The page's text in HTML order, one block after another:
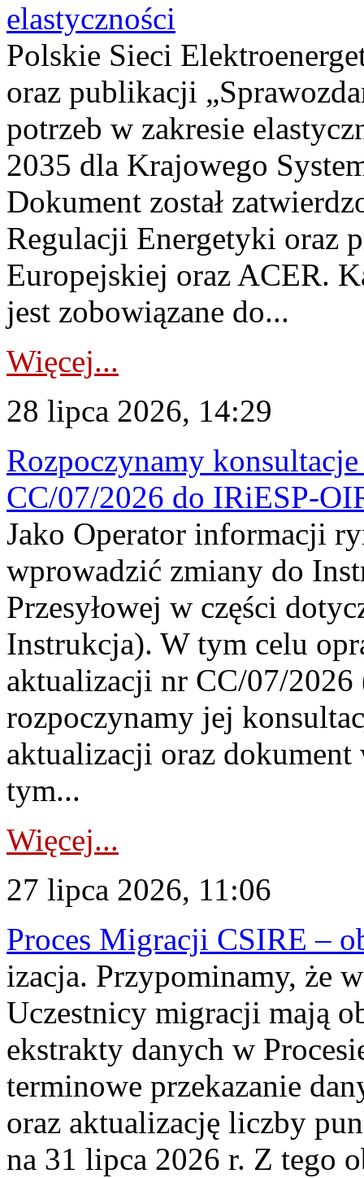
elastyczności
Polskie Sieci
oraz publikacji
potrzeb w zakresie
2035 dla Krajowego
Dokument został
Regulacji Energetyki oraz
Europejskiej oraz ACER.
jest zobowiązane do...
Więcej...
28 lipca 2026, 14:29
Rozpoczynamy
CC/07/2026 do IRiESP-
Jako Operator informacji
wprowadzić zmiany do
Przesyłowej w części
Instrukcja). W tym celu
aktualizacji nr CC/07/
rozpoczynamy jej
aktualizacji oraz
tym...
Więcej...
27 lipca 2026, 11:06
Proces Migracji CSIRE –
izacja. Przypominamy, że
Uczestnicy migracji mają
ekstrakty danych w
terminowe przekazanie
oraz aktualizację liczby
na 31 lipca 2026 r. Z tego